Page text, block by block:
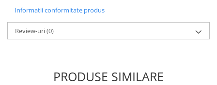
Informatii conformitate produs
Review-uri(0)
PRODUSE SIMILARE